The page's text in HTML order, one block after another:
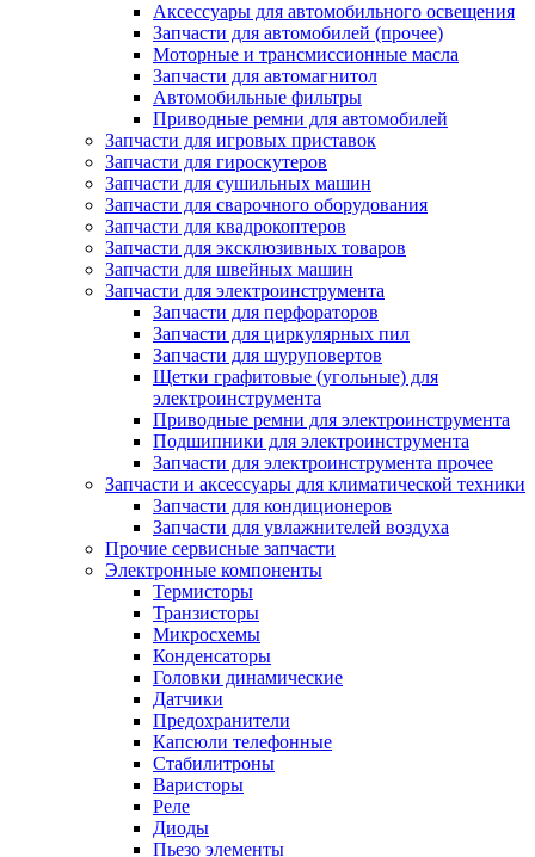
Аксессуары для автомобильного освещения
Запчасти для автомобилей (прочее)
Моторные и трансмиссионные масла
Запчасти для автомагнитол
Автомобильные фильтры
Приводные ремни для автомобилей
Запчасти для игровых приставок
Запчасти для гироскутеров
Запчасти для сушильных машин
Запчасти для сварочного оборудования
Запчасти для квадрокоптеров
Запчасти для эксклюзивных товаров
Запчасти для швейных машин
Запчасти для электроинструмента
Запчасти для перфораторов
Запчасти для циркулярных пил
Запчасти для шуруповертов
Щетки графитовые (угольные) для
электроинструмента
Приводные ремни для электроинструмента
Подшипники для электроинструмента
Запчасти для электроинструмента прочее
Запчасти и аксессуары для климатической техники
Запчасти для кондиционеров
Запчасти для увлажнителей воздуха
Прочие сервисные запчасти
Электронные компоненты
Термисторы
Транзисторы
Микросхемы
Конденсаторы
Головки динамические
Датчики
Предохранители
Капсюли телефонные
Стабилитроны
Варисторы
Реле
Диоды
Пьезо элементы